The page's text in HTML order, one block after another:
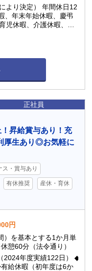
より決定） 年間休日12
、年末年始休暇、慶弔
児休暇、介護休暇、リ
護の為の休暇
正社員
昇給賞与あり！充
厚生あり◎お気軽に
ス・賞与あり
有休推奨 産休・育休
円
を基本とする1か月単
憩60分（法令通り）
年度実績122日） ◆
給休暇（初年度は6か